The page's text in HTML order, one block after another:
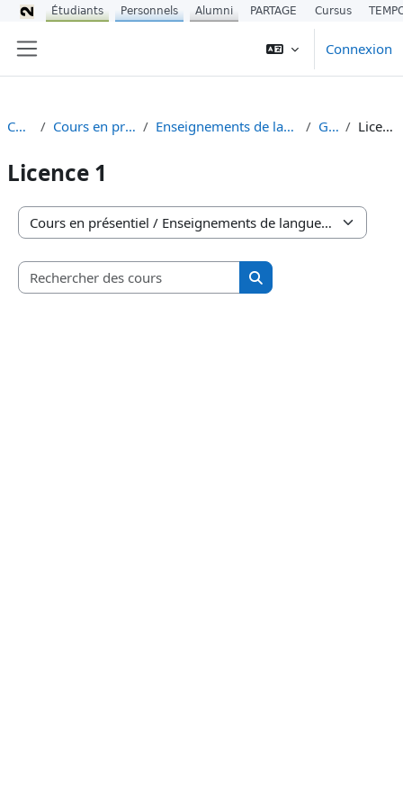
Connexion
Cours Cours en présentiel Enseignements de langues (UEL) Gallo Licence 1
Licence 1
Catégories de cours
Rechercher des cours
Rechercher des cours
Étudiants Personnels Alumni PARTAGE Cursus